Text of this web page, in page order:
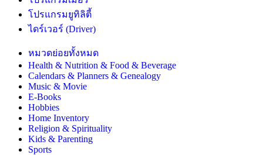
โปรแกรมยูทิลิตี้
ไดร์เวอร์ (Driver)
หมวดย่อยทั้งหมด
Health & Nutrition & Food & Beverage
Calendars & Planners & Genealogy
Music & Movie
E-Books
Hobbies
Home Inventory
Religion & Spirituality
Kids & Parenting
Sports